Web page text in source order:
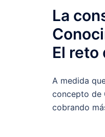
La
El reto
A medida
concepto de
cobrando